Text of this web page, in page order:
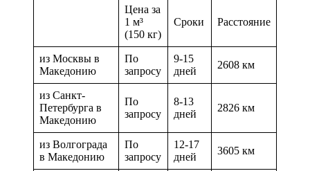
Цена за
1 м³
(150 кг)
Сроки Расстояние
из Москвы в
Македонию
По
запросу
9-15
дней
2608 км
из Санкт-
Петербурга в
Македонию
По
запросу
8-13
дней
2826 км
из Волгограда
в Македонию
По
запросу
12-17
дней
3605 км